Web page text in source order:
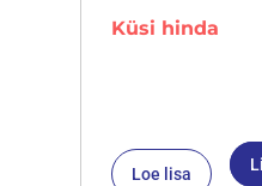
Küsi hinda
Loe lisa